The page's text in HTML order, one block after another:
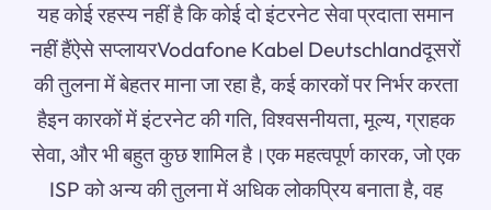
यह कोई रहस्य नहीं है कि कोई दो इंटरनेट सेवा प्रदाता समान
नहीं हैंऐसे सप्लायरVodafone Kabel Deutschlandदूसरों
की तुलना में बेहतर माना जा रहा है, कई कारकों पर निर्भर करता
हैइन कारकों में इंटरनेट की गति, विश्वसनीयता, मूल्य, ग्राहक
सेवा, और भी बहुत कुछ शामिल है।एक महत्वपूर्ण कारक, जो एक
ISP को अन्य की तुलना में अधिक लोकप्रिय बनाता है, वह